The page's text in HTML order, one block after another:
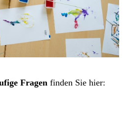
Fragen finden Sie hier: